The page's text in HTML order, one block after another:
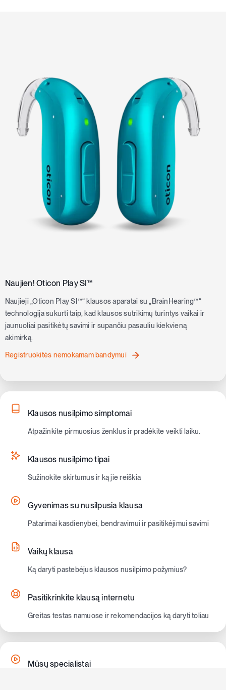
Naujien! Oticon Play SI™
Naujieji „Oticon Play SI™“ klausos aparatai su „BrainHearing™“
technologija sukurti taip, kad klausos sutrikimų turintys vaikai ir
jaunuoliai pasitikėtų savimi ir supančiu pasauliu kiekvieną
akimirką.
Registruokitės nemokamam bandymui
Klausos nusilpimo simptomai
Atpažinkite pirmuosius ženklus ir pradėkite veikti laiku.
Klausos nusilpimo tipai
Sužinokite skirtumus ir ką jie reiškia
Gyvenimas su nusilpusia klausa
Patarimai kasdienybei, bendravimui ir pasitikėjimui savimi
Vaikų klausa
Ką daryti pastebėjus klausos nusilpimo požymius?
Pasitikrinkite klausą internetu
Greitas testas namuose ir rekomendacijos ką daryti toliau
Mūsų specialistai